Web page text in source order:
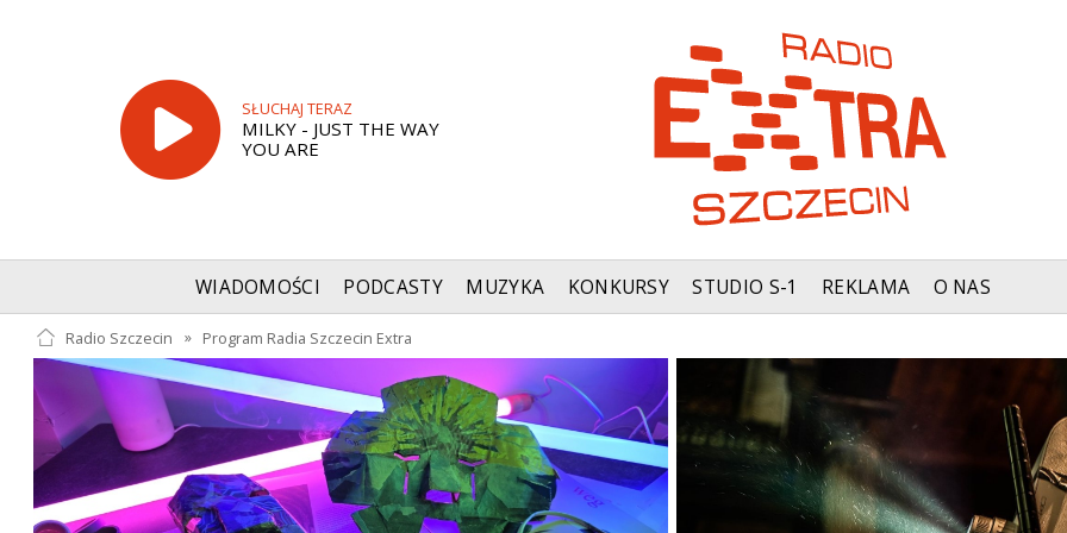
SŁUCHAJ TERAZ
MILKY - JUST THE WAY
YOU ARE
WIADOMOŚCI PODCASTY MUZYKA KONKURSY STUDIO S-1 REKLAMA O NAS
Radio Szczecin » Program Radia Szczecin Extra